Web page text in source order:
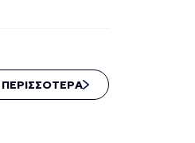
ΠΕΡΙΣΣΟΤΕΡΑ